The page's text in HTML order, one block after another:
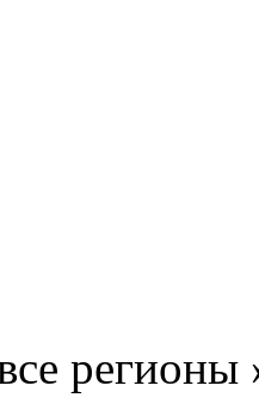
регионы